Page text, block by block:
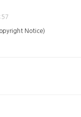
Notice)